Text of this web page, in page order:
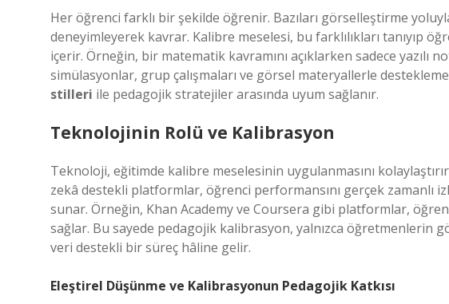
Her öğrenci farklı bir şekilde öğrenir. Bazıları görselleştirme
deneyimleyerek kavrar. Kalibre meselesi, bu farklılıkları tanıyıp
içerir. Örneğin, bir matematik kavramını açıklarken sadece
simülasyonlar, grup çalışmaları ve görsel materyallerle
stilleri ile pedagojik stratejiler arasında uyum sağlanır.
Teknolojinin Rolü ve Kalibrasyon
Teknoloji, eğitimde kalibre meselesinin uygulanmasını
zekâ destekli platformlar, öğrenci performansını gerçek zamanlı
sunar. Örneğin, Khan Academy ve Coursera gibi platformlar,
sağlar. Bu sayede pedagojik kalibrasyon, yalnızca öğretmenlerin
veri destekli bir süreç hâline gelir.
Eleştirel Düşünme ve Kalibrasyonun Pedagojik Katkısı